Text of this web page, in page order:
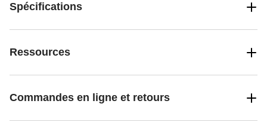
Spécifications
Ressources
Commandes en ligne et retours